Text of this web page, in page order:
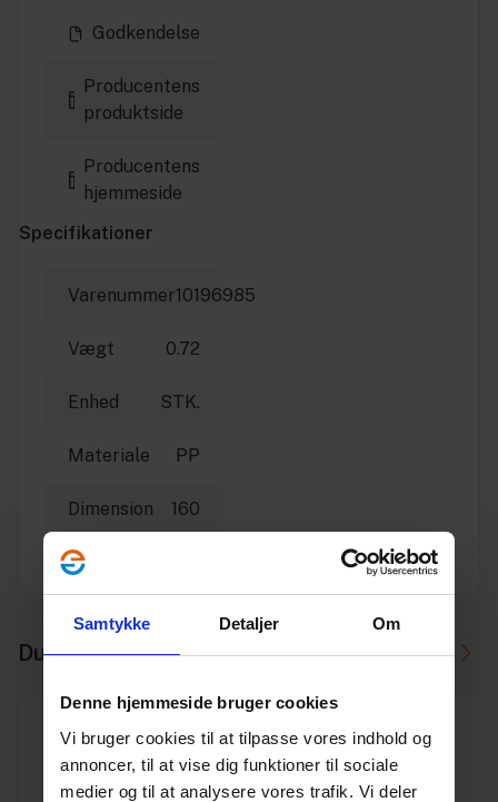
Samtykke Detaljer Om
Denne hjemmeside bruger cookies
Vi bruger cookies til at tilpasse vores indhold og
annoncer, til at vise dig funktioner til sociale
medier og til at analysere vores trafik. Vi deler
Godkendelse
Producentens
produktside
Producentens
hjemmeside
Specifikationer
Varenummer10196985
Vægt 0.72
Enhed STK.
Materiale PP
Dimension 160
Producent
Du skal måske også bruge